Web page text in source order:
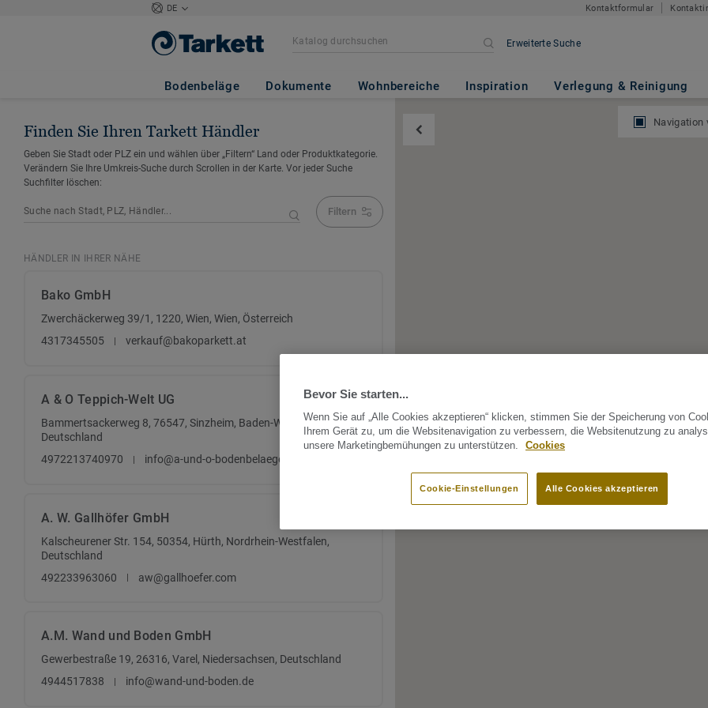
DE Kontaktformular
Erweiterte Suche
Bodenbeläge Dokumente Wohnbereiche Inspiration Verlegung & Reinigung
Finden Sie Ihren Tarkett Händler
Geben Sie Stadt oder PLZ ein und wählen über „Filtern“ Land oder Produktkategorie.
Verändern Sie Ihre Umkreis-Suche durch Scrollen in der Karte. Vor jeder Suche
Suchfilter löschen:
Filtern
HÄNDLER IN IHRER NÄHE
Bako GmbH
Zwerchäckerweg 39/1, 1220, Wien, Wien, Österreich
4317345505
verkauf@bakoparkett.at
A & O Teppich-Welt UG
Bammertsackerweg 8, 76547, Sinzheim, Baden-Württemberg,
Deutschland
4972213740970
info@a-und-o-bodenbelaege.de
A. W. Gallhöfer GmbH
Kalscheurener Str. 154, 50354, Hürth, Nordrhein-Westfalen,
Deutschland
492233963060
aw@gallhoefer.com
A.M. Wand und Boden GmbH
Gewerbestraße 19, 26316, Varel, Niedersachsen, Deutschland
4944517838
info@wand-und-boden.de
Navigation
Bevor Sie starten...
Wenn Sie auf „Alle Cookies akzeptieren“ klicken, stimmen Sie der Speicherung von
Ihrem Gerät zu, um die Websitenavigation zu verbessern, die Websitenutzung zu
unsere Marketingbemühungen zu unterstützen.
Cookies
Alle Cookies akzeptieren
Cookie-Einstellungen